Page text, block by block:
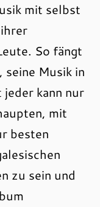
mit selbst
So fängt
seine Musik in
kann nur
mit
besten
zu sein und